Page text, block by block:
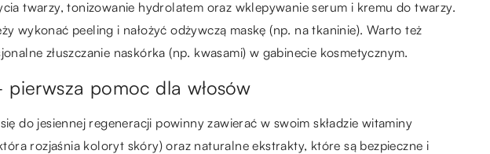
twarzy, tonizowanie hydrolatem oraz wklepywanie serum i kremu do twarzy.
wykonać peeling i nałożyć odżywczą maskę (np. na tkaninie). Warto też
złuszczanie naskórka (np. kwasami) w gabinecie kosmetycznym.
pomoc dla włosów
do jesiennej regeneracji powinny zawierać w swoim składzie witaminy
rozjaśnia koloryt skóry) oraz naturalne ekstrakty, które są bezpieczne i